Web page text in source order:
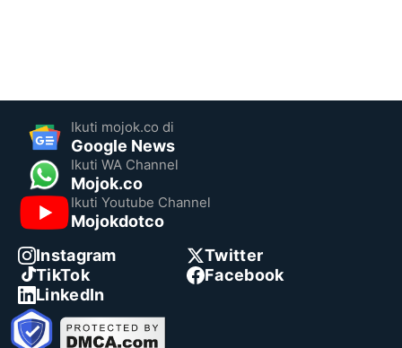
Ikuti mojok.co di
Google News
Ikuti WA Channel
Mojok.co
Ikuti Youtube Channel
Mojokdotco
Instagram
Twitter
TikTok
Facebook
LinkedIn